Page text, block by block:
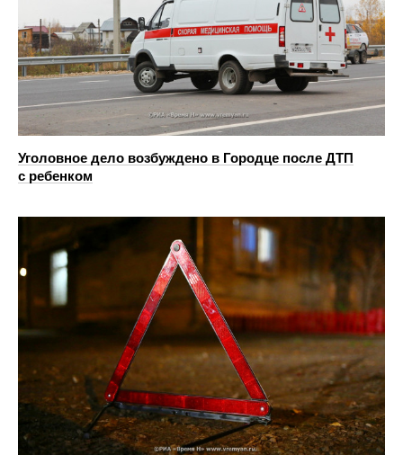
Уголовное дело возбуждено в Городце после ДТП
с ребенком